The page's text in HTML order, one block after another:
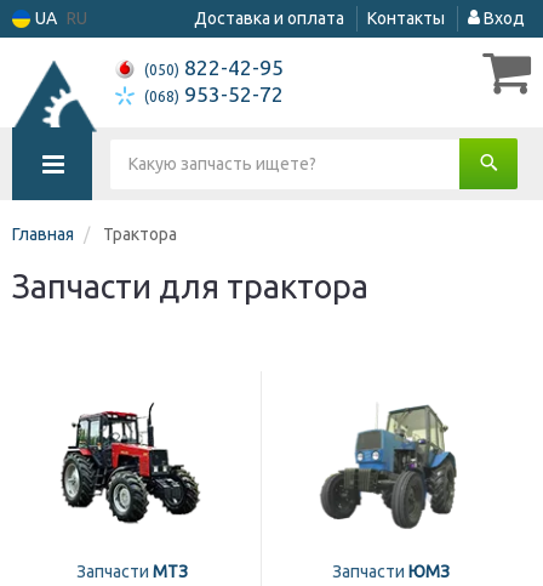
UA RU Доставка и оплата Контакты Вход
(050) 822-42-95
(068) 953-52-72
Главная Трактора
Запчасти для трактора
Запчасти МТЗ Запчасти ЮМЗ